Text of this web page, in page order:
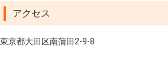
アクセス
東京都大田区南蒲田2-9-8